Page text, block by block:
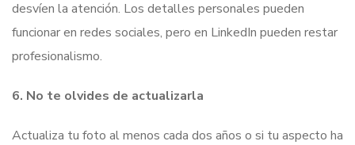
desvíen la atención. Los detalles personales pueden
funcionar en redes sociales, pero en LinkedIn pueden restar
profesionalismo.
6. No te olvides de actualizarla
Actualiza tu foto al menos cada dos años o si tu aspecto ha